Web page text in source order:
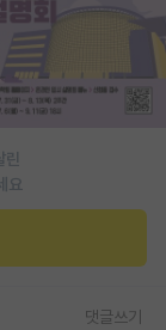
린
요
댓글쓰기